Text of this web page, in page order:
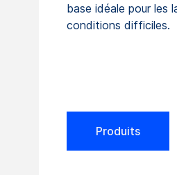
base idéale pour les
conditions difficiles.
Produits